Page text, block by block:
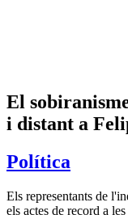
El
i distant a
Política
Els representants de
els actes de record a